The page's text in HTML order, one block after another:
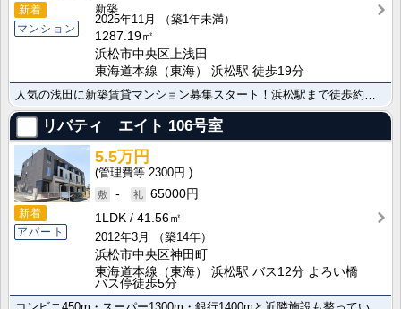
新着
マンション
新築
2025年11月
（築1年未満）
1287.19㎡
浜松市中央区上浅田
東海道本線（東海） 浜松駅 徒歩19分
リバティ エイト 106号室
新着
アパート
5.5万円
2300円
-
65000円
1LDK
41.56㎡
2012年3月
（築14年）
浜松市中央区神田町
東海道本線（東海） 浜松駅 バス12分 よろい橋
バス停徒歩5分